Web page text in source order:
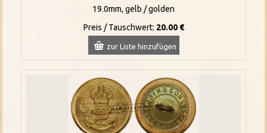
19.0mm, gelb / golden
Preis / Tauschwert: 20.00 €
zur Liste hinzufügen